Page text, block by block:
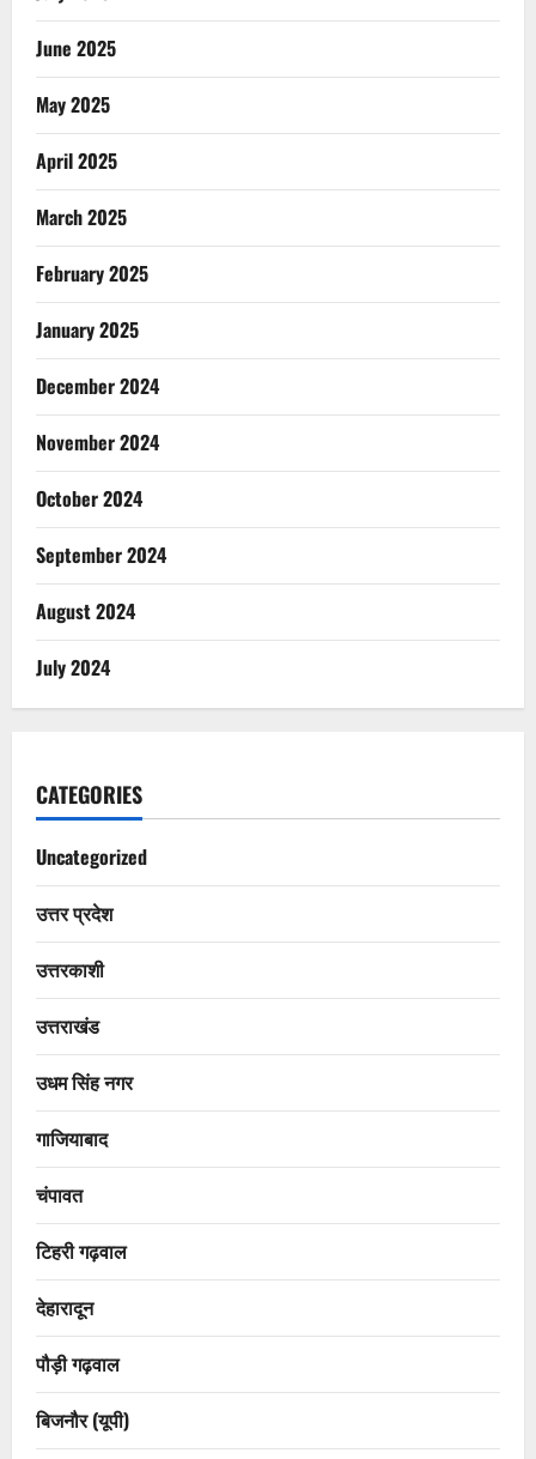
June 2025
May 2025
April 2025
March 2025
February 2025
January 2025
December 2024
November 2024
October 2024
September 2024
August 2024
July 2024
CATEGORIES
Uncategorized
उत्तर प्रदेश
उत्तरकाशी
उत्तराखंड
उधम सिंह नगर
गाजियाबाद
चंपावत
टिहरी गढ़वाल
देहारादून
पौड़ी गढ़वाल
बिजनौर (यूपी)